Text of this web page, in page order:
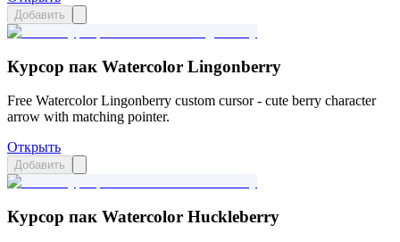
Добавить
Курсор пак Watercolor Lingonberry
Free Watercolor Lingonberry custom cursor - cute berry character
arrow with matching pointer.
Открыть
Добавить
Курсор пак Watercolor Huckleberry